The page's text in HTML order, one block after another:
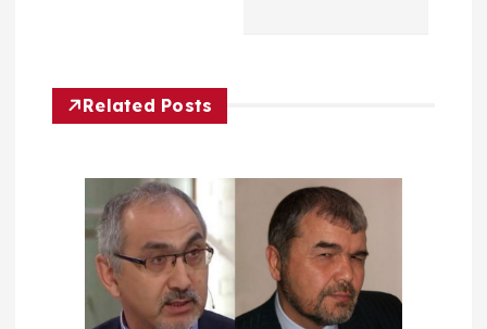
a
t
Related Posts